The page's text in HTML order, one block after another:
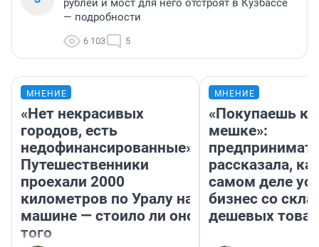
рублей и мост для него отстроят в Кузбассе
— подробности
6 103 5
МНЕНИЕ
«Нет некрасивых
городов, есть
недофинансированные».
Путешественники
проехали 2000
километров по Уралу на
машине — стоило ли оно
того
МНЕНИЕ
«Покупаешь
мешке»:
рассказала,
самом деле
бизнес со
дешевых